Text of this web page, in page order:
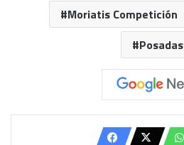
Moriatis Competición
Posadas